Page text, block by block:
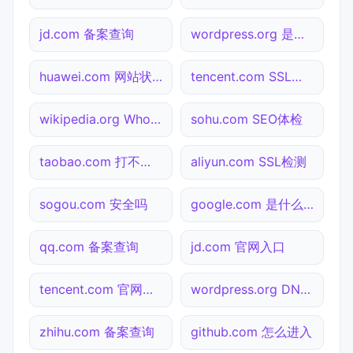
jd.com 备案查询 wordpress.org 是什么网站
huawei.com 网站状态 tencent.com SSL检测
wikipedia.org Whois查询 sohu.com SEO体检
taobao.com 打不开检测 aliyun.com SSL检测
sogou.com 安全吗 google.com 是什么网站
qq.com 备案查询 jd.com 官网入口
tencent.com 官网入口 wordpress.org DNS解析
zhihu.com 备案查询 github.com 怎么进入